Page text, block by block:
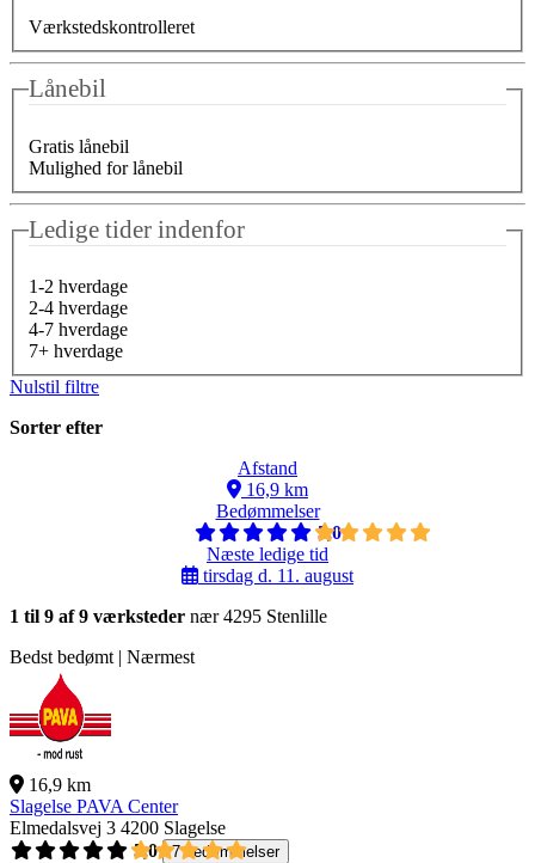
Værkstedskontrolleret
Lånebil
Gratis lånebil
Mulighed for lånebil
Ledige tider indenfor
1-2 hverdage
2-4 hverdage
4-7 hverdage
7+ hverdage
Nulstil filtre
Sorter efter
Afstand
16,9 km
Bedømmelser
5,0
Næste ledige tid
tirsdag d. 11. august
1 til 9 af 9 værksteder nær 4295 Stenlille
Bedst bedømt | Nærmest
16,9 km
Slagelse PAVA Center
Elmedalsvej 3 4200 Slagelse
5,0
7 bedømmelser